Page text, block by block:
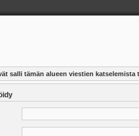
salli tämän alueen viestien katselemista